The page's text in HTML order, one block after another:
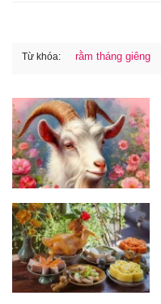
Từ khóa: rằm tháng giêng